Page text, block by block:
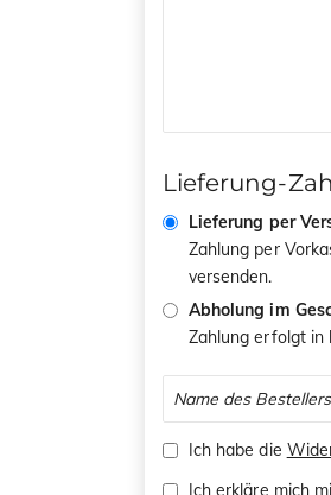
Lieferung-
Lieferung per
Zahlung per
versenden.
Abholung im
Zahlung erfolgt in
Ich habe die
Ich erkläre mich